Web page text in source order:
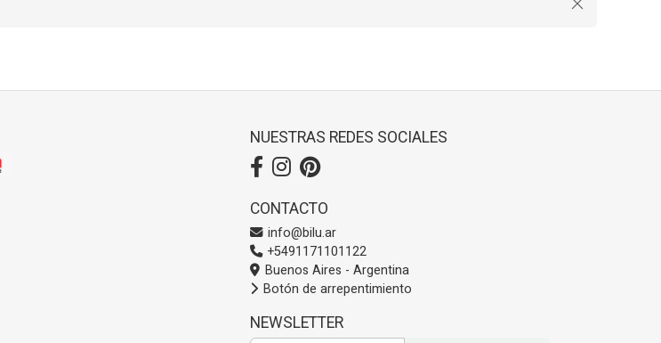
NUESTRAS REDES SOCIALES
CONTACTO
info@bilu.ar
+5491171101122
Buenos Aires - Argentina
Botón de arrepentimiento
NEWSLETTER